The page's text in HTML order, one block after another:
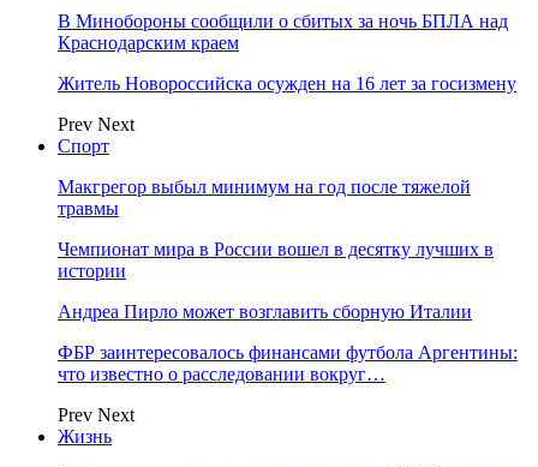
В Минобороны сообщили о сбитых за ночь БПЛА над
Краснодарским краем
Житель Новороссийска осужден на 16 лет за госизмену
Prev Next
Спорт
Макгрегор выбыл минимум на год после тяжелой
травмы
Чемпионат мира в России вошел в десятку лучших в
истории
Андреа Пирло может возглавить сборную Италии
ФБР заинтересовалось финансами футбола Аргентины:
что известно о расследовании вокруг…
Prev Next
Жизнь